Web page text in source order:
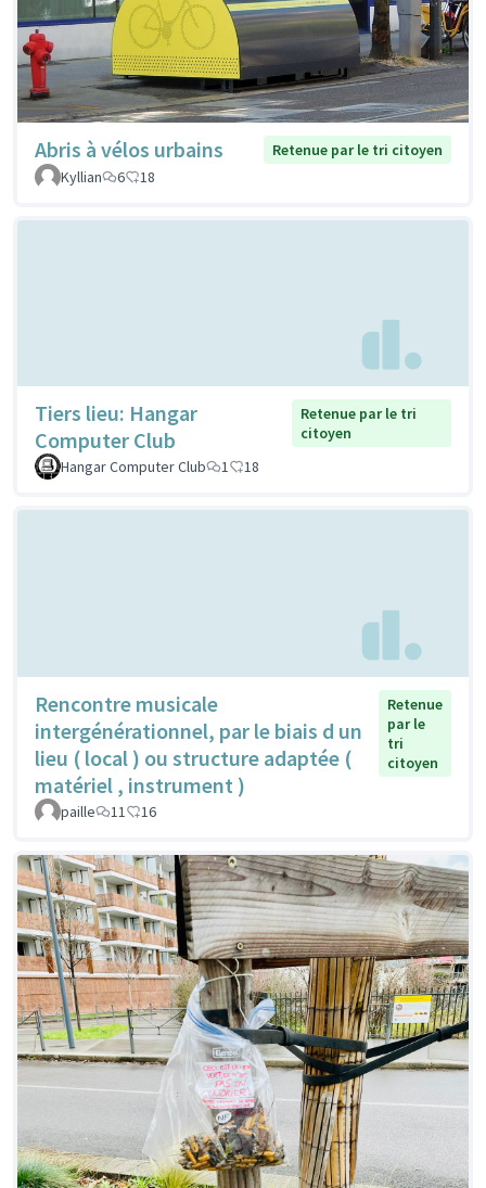
Abris à vélos urbains
Retenue par le tri citoyen
Kyllian
6 18
Tiers lieu: Hangar
Computer Club
Retenue par le tri
citoyen
Hangar Computer Club
1 18
Rencontre musicale
intergénérationnel, par le biais d un
lieu ( local ) ou structure adaptée (
matériel , instrument )
Retenue
par le
tri
citoyen
paille 11 16